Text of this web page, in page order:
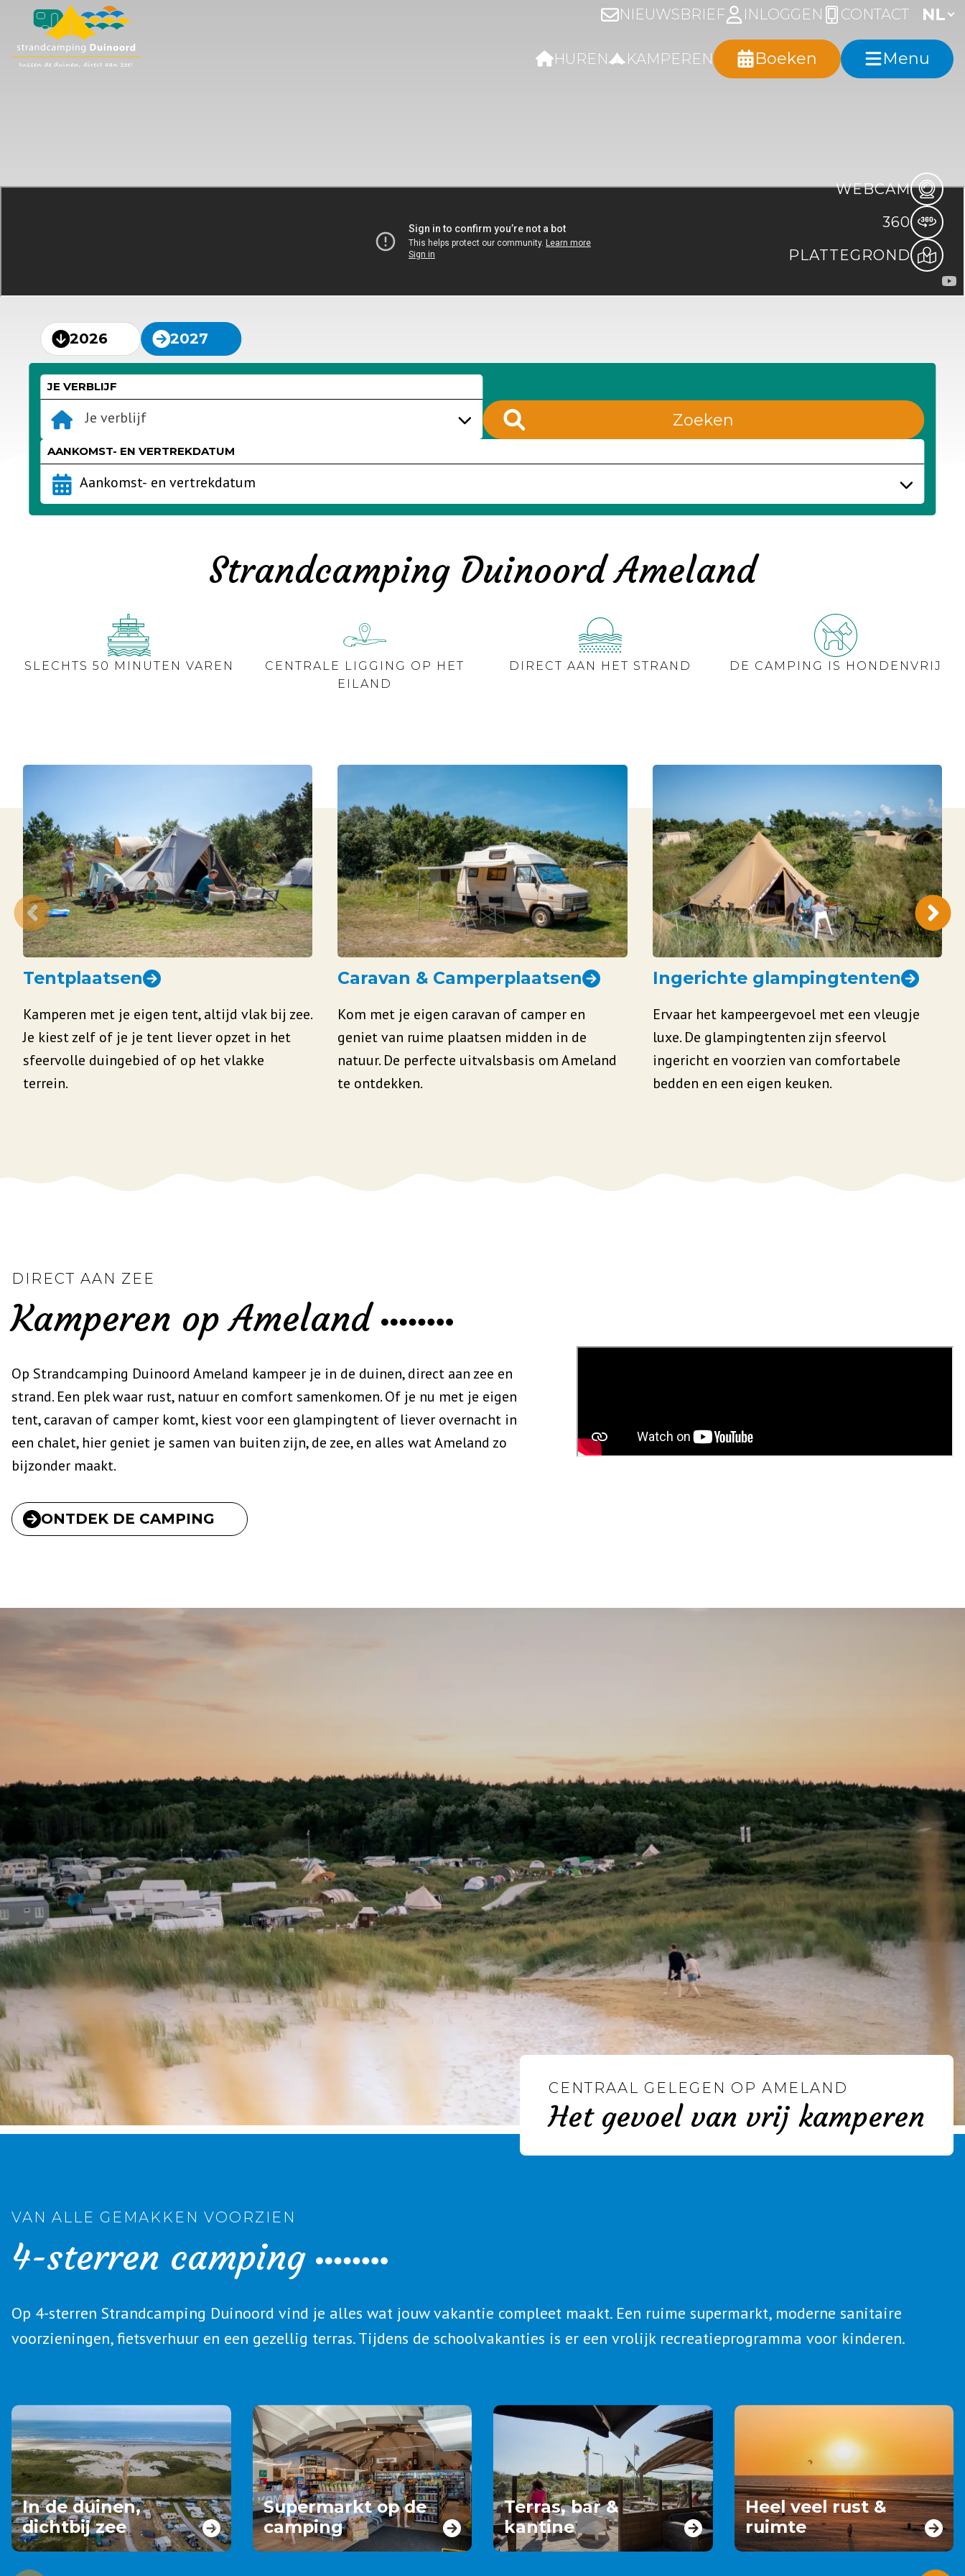
WEBCAM
360
PLATTEGROND
NIEUWSBRIEF INLOGGEN CONTACT
HUREN KAMPEREN Boeken Menu
ONVERGETELIJKE VAKANTIE OP AMELAND
Camping in de duinen, direct aan zee
2026 2027
JE VERBLIJF
Je verblijf
AANKOMST- EN VERTREKDATUM
Zoeken
Strandcamping Duinoord Ameland
SLECHTS 50 MINUTEN VAREN
CENTRALE LIGGING OP HET
EILAND
DIRECT AAN HET STRAND DE CAMPING IS HONDENVRIJ
Tentplaatsen
Kamperen met je eigen tent, altijd vlak bij zee.
Je kiest zelf of je je tent liever opzet in het
sfeervolle duingebied of op het vlakke
terrein.
Caravan & Camperplaatsen
Kom met je eigen caravan of camper en
geniet van ruime plaatsen midden in de
natuur. De perfecte uitvalsbasis om Ameland
te ontdekken.
Ingerichte glampingtenten
Ervaar het kampeergevoel met een vleugje
luxe. De glampingtenten zijn sfeervol
ingericht en voorzien van comfortabele
bedden en een eigen keuken.
DIRECT AAN ZEE
Kamperen op Ameland
Op Strandcamping Duinoord Ameland kampeer je in de duinen, direct aan zee en
strand. Een plek waar rust, natuur en comfort samenkomen. Of je nu met je eigen
tent, caravan of camper komt, kiest voor een glampingtent of liever overnacht in
een chalet, hier geniet je samen van buiten zijn, de zee, en alles wat Ameland zo
bijzonder maakt.
ONTDEK DE CAMPING
CENTRAAL GELEGEN OP AMELAND
Het gevoel van vrij kamperen
VAN ALLE GEMAKKEN VOORZIEN
4-sterren camping
Op 4-sterren Strandcamping Duinoord vind je alles wat jouw vakantie compleet maakt. Een ruime supermarkt, moderne sanitaire
voorzieningen, fietsverhuur en een gezellig terras. Tijdens de schoolvakanties is er een vrolijk recreatieprogramma voor kinderen.
In de duinen,
dichtbij zee
Supermarkt op de
camping
Terras, bar &
kantine
Heel veel rust &
ruimte